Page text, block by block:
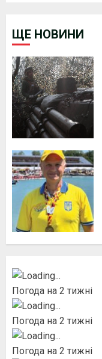
ЩЕ НОВИНИ
Погода на 2 тижні
Погода на 2 тижні
Погода на 2 тижні